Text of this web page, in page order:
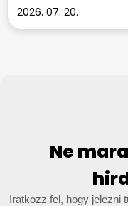
2026. 07. 20.
Ne
Iratkozz fel, hogy jelezni